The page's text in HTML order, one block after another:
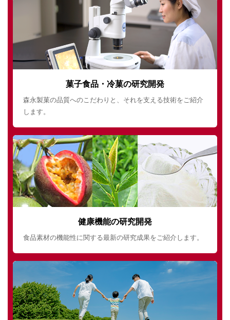
菓子食品・冷菓の研究開発
森永製菓の品質へのこだわりと、それを支える技術をご紹介
します。
健康機能の研究開発
食品素材の機能性に関する最新の研究成果をご紹介します。